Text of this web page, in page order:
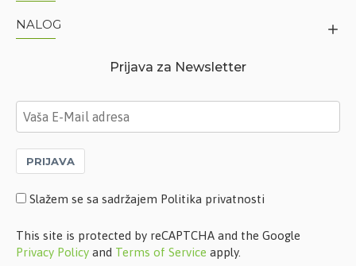
NALOG
Prijava za Newsletter
PRIJAVA
Slažem se sa sadržajem Politika privatnosti
This site is protected by reCAPTCHA and the Google
Privacy Policy and Terms of Service apply.